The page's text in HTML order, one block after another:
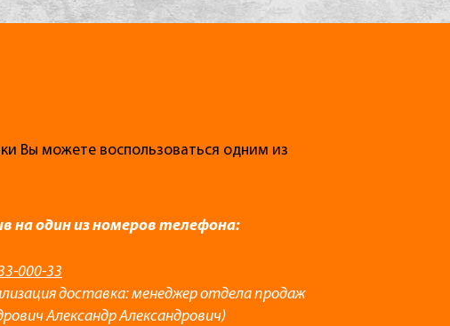
Вы можете воспользоваться одним из
на один из номеров телефона:
000-33
доставка: менеджер отдела продаж
Александр Александрович)